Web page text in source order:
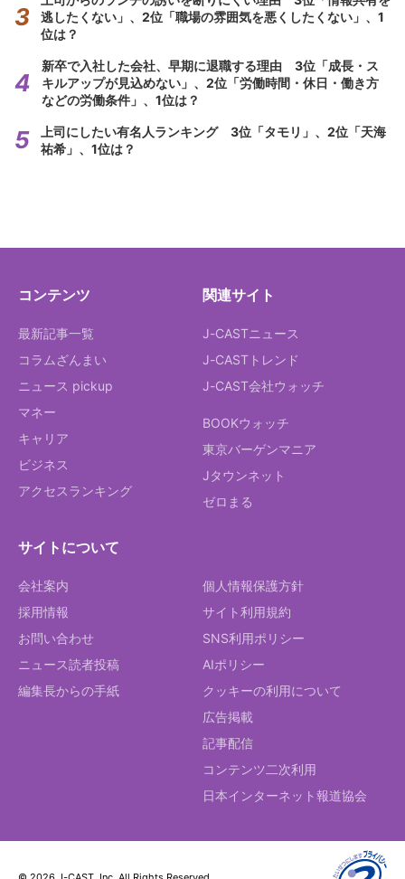
逃したくない」、2位「職場の雰囲気を悪くしたくない」、1
位は？
新卒で入社した会社、早期に退職する理由 3位「成長・ス
キルアップが見込めない」、2位「労働時間・休日・働き方
などの労働条件」、1位は？
上司にしたい有名人ランキング 3位「タモリ」、2位「天海
祐希」、1位は？
コンテンツ
最新記事一覧
コラムざんまい
ニュース pickup
マネー
キャリア
ビジネス
アクセスランキング
関連サイト
J-CASTニュース
J-CASTトレンド
J-CAST会社ウォッチ
BOOKウォッチ
東京バーゲンマニア
Jタウンネット
ゼロまる
サイトについて
会社案内
採用情報
お問い合わせ
ニュース読者投稿
編集長からの手紙
個人情報保護方針
サイト利用規約
SNS利用ポリシー
AIポリシー
クッキーの利用について
広告掲載
記事配信
コンテンツ二次利用
日本インターネット報道協会